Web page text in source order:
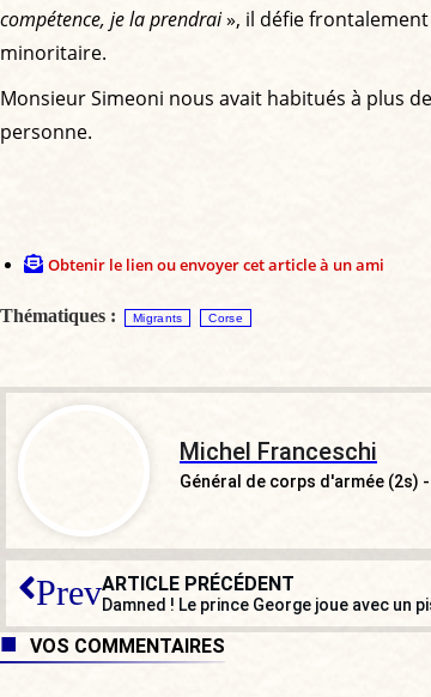
compétence, je la prendrai», il défie
minoritaire.
Monsieur Simeoni nous avait habitués à plus
personne.
Obtenir le lien ou envoyer cet article à un ami
Thématiques : Migrants Corse
Michel Franceschi
Général de corps d'armée (2s)
PrevARTICLE PRÉCÉDENT
Damned ! Le prince George joue avec un
VOS COMMENTAIRES